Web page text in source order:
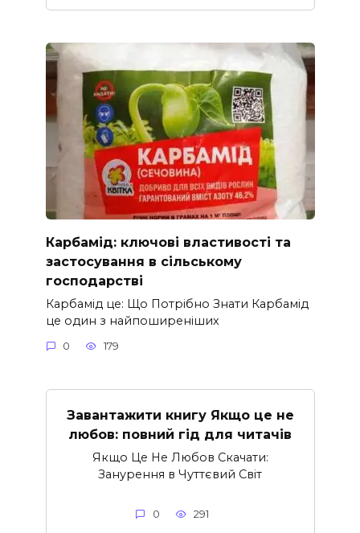
Карбамід: ключові властивості та
застосування в сільському
господарстві
Карбамід це: Що Потрібно Знати Карбамід
це один з найпоширеніших
0 179
Завантажити книгу Якщо це не
любов: повний гід для читачів
Якщо Це Не Любов Скачати:
Занурення в Чуттєвий Світ
0 291